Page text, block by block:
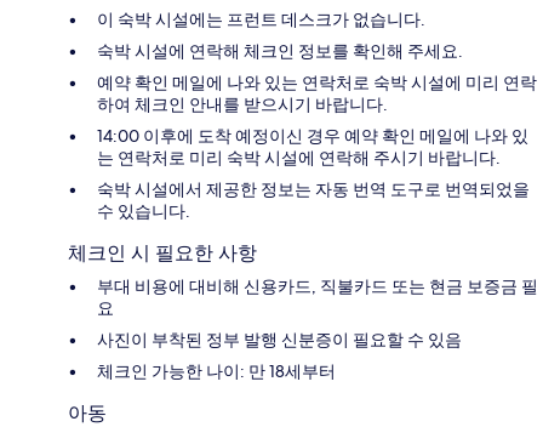
이 숙박 시설에는 프런트 데스크가 없습니다.
숙박 시설에 연락해 체크인 정보를 확인해 주세요.
예약 확인 메일에 나와 있는 연락처로 숙박 시설에 미리 연락
하여 체크인 안내를 받으시기 바랍니다.
14:00 이후에 도착 예정이신 경우 예약 확인 메일에 나와 있
는 연락처로 미리 숙박 시설에 연락해 주시기 바랍니다.
숙박 시설에서 제공한 정보는 자동 번역 도구로 번역되었을
수 있습니다.
체크인 시 필요한 사항
부대 비용에 대비해 신용카드, 직불카드 또는 현금 보증금 필
요
사진이 부착된 정부 발행 신분증이 필요할 수 있음
체크인 가능한 나이: 만 18세부터
아동